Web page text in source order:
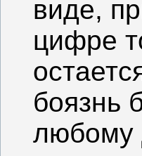
виде,
цифре
боязнь
любому